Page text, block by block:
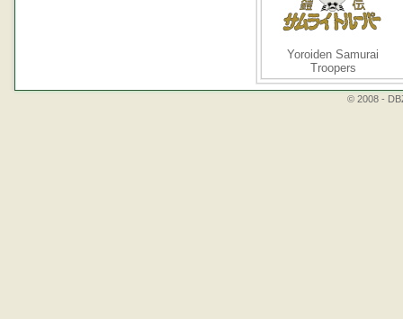
Yoroiden Samurai
Troopers
© 2008 -